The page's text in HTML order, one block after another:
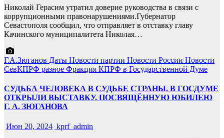
Николай Герасим утратил доверие руководства в связи с
коррупционными правонарушениями.Губернатор
Севастополя сообщил, что отправляет в отставку главу
Качинского муниципалитета Николая…
Г.А.Зюганов Даты Новости партии Новости России Новости
СевКПРФ разное Фракция КПРФ в Государственной Думе
СУДЬБА ЧЕЛОВЕКА В СУДЬБЕ СТРАНЫ. В ГОСДУМЕ
ОТКРЫЛИ ВЫСТАВКУ, ПОСВЯЩЁННУЮ ЮБИЛЕЮ
Г. А. ЗЮГАНОВА
Июн 20, 2024 kprf_admin